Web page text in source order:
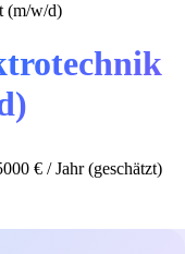
(m/w/d)
€ / Jahr (geschätzt)